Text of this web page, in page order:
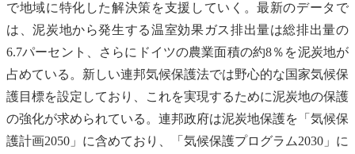
で地域に特化した解決策を支援していく。最新のデータで
は、泥炭地から発生する温室効果ガス排出量は総排出量の
6.7パーセント、さらにドイツの農業面積の約8％を泥炭地が
占めている。新しい連邦気候保護法では野心的な国家気候保
護目標を設定しており、これを実現するために泥炭地の保護
の強化が求められている。連邦政府は泥炭地保護を「気候保
護計画2050」に含めており、「気候保護プログラム2030」に